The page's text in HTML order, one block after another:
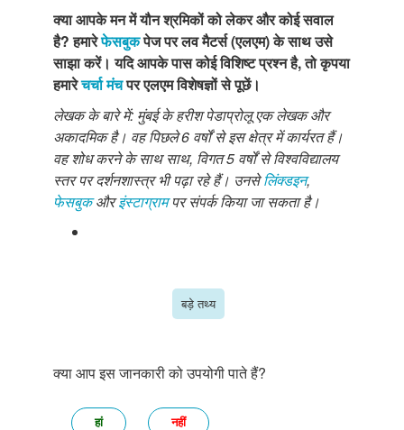
क्या आपके मन में यौन श्रमिकों को लेकर और कोई सवाल
है?हमारेफेसबुकपेज पर लव मैटर्स (एलएम) के साथ उसे
साझा करें। यदि आपके पास कोई विशिष्ट प्रश्न है,तो कृपया
हमारेचर्चा मंचपर एलएम विशेषज्ञों से पूछें।
लेखक के बारे में: मुंबई के हरीश पेडाप्रोलू एक लेखक और
अकादमिक है। वह पिछले 6 वर्षों से इस क्षेत्र में कार्यरत हैं।
वह शोध करने के साथ साथ, विगत 5 वर्षों से विश्वविद्यालय
स्तर पर दर्शनशास्त्र भी पढ़ा रहे हैं। उनसेलिंक्डइन,
फेसबुकऔरइंस्टाग्रामपर संपर्क किया जा सकता है।
बड़े तथ्य
क्या आप इस जानकारी को उपयोगी पाते हैं?
हां नहीं